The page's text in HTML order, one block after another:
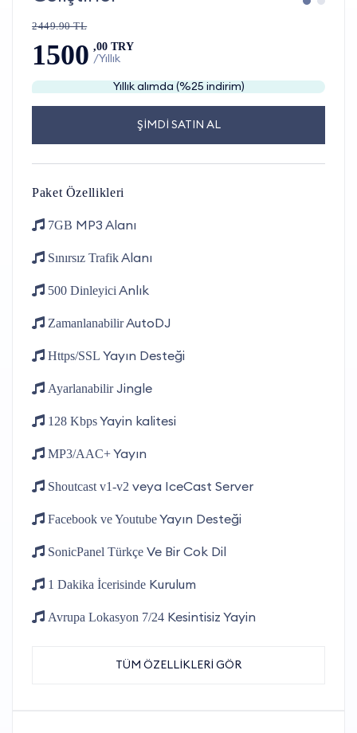
2449.90 TL
1500 ,00 TRY
/Yıllık
Yıllık alımda (%25 indirim)
ŞİMDİ SATIN AL
Paket Özellikleri
7GB MP3 Alanı
Sınırsız TrafikAlanı
500 Dinleyici Anlık
ZamanlanabilirAutoDJ
Https/SSL Yayın Desteği
AyarlanabilirJingle
128 KbpsYayin kalitesi
MP3/AAC+Yayın
Shoutcast v1-v2 veya IceCast Server
Facebook ve YoutubeYayın Desteği
SonicPanel Türkçe Ve Bir Cok Dil
1 Dakika İcerisinde Kurulum
Avrupa Lokasyon 7/24 Kesintisiz Yayin
TÜM ÖZELLİKLERİ GÖR